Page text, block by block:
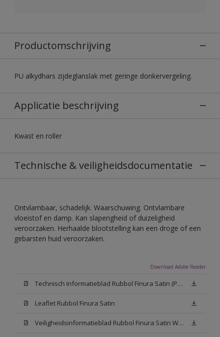
Productomschrijving
PU alkydhars zijdeglanslak met geringe donkervergeling.
Applicatie beschrijving
Kwast en roller
Technische & veiligheidsdocumentatie
Ontvlambaar, schadelijk. Waarschuwing. Ontvlambare
vloeistof en damp. Kan slaperigheid of duizeligheid
veroorzaken. Herhaalde blootstelling kan een droge of een
gebarsten huid veroorzaken.
Download Adobe Reader
Technisch Informatieblad Rubbol Finura Satin (PDF)
Leaflet Rubbol Finura Satin
Veiligheidsinformatieblad Rubbol Finura Satin W05 (MSDS)